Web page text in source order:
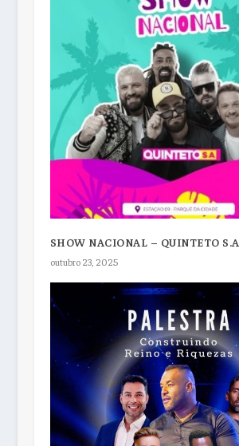
SHOW NACIONAL – QUINTETO S.A
outubro 23, 2025